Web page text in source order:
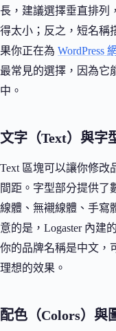
長，建議選擇垂直排列
得太小；反之，短名稱
果你正在為 WordPress
最常見的選擇，因為它
中。
文字（Text）與字
Text 區塊可以讓你修改
間距。字型部分提供了
線體、無襯線體、手寫
意的是，Logaster 內建
你的品牌名稱是中文，
理想的效果。
配色（Colors）與